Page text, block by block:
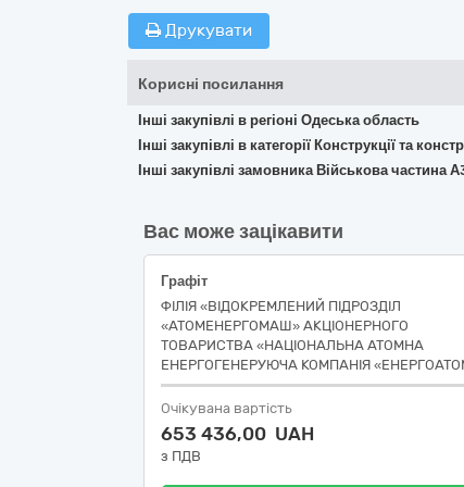
Друкувати
Корисні посилання
Інші закупівлі в регіоні Одеська область
Інші закупівлі в категорії Конструкції та
Інші закупівлі замовника Військова частина
Вас може зацікавити
Графіт
ФІЛІЯ «ВІДОКРЕМЛЕНИЙ ПІДРОЗДІЛ
«АТОМЕНЕРГОМАШ» АКЦІОНЕРНОГО
ТОВАРИСТВА «НАЦІОНАЛЬНА АТОМНА
ЕНЕРГОГЕНЕРУЮЧА КОМПАНІЯ
Очікувана вартість
653 436,00 UAH
з ПДВ